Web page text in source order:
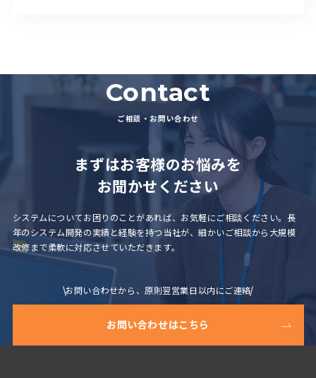
Contact
ご相談・お問い合わせ
まずはお客様のお悩みを
お聞かせください
システムについてお困りのことがあれば、お気軽にご相談ください。 長
年のシステム開発の実績と経験を持つ当社が、細かいご相談から大規模
改修まで柔軟に対応させていただきます。
お問い合わせから、原則翌営業日以内にご連絡
お問い合わせはこちら